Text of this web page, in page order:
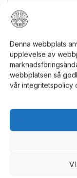
Denna webbplats
upplevelse av
webbplatsen så
vår integritetspolicy
Ces
pour
fonction
répliques,
sensation de
sans les
gamme !
Calibre .45